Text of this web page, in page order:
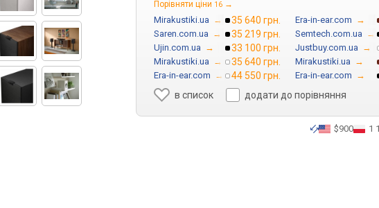
Порівняти ціни 16 →
Mirakustiki.ua → 35 640 грн. Era-in-ear.com →
Saren.com.ua → 35 219 грн. Semtech.com.ua →
Ujin.com.ua → 33 100 грн. Justbuy.com.ua →
Mirakustiki.ua → 35 640 грн. Mirakustiki.ua →
Era-in-ear.com → 44 550 грн. Era-in-ear.com →
в список додати до порівняння
$900 1